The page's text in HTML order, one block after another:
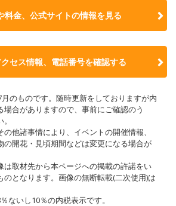
料金、公式サイトの情報を見る
セス情報、電話番号を確認する
のものです。随時更新をしておりますが内
場合がありますので、事前にご確認のう
他諸事情により、イベントの開催情報、
の開花・見頃期間などは変更になる場合が
取材先から本ページへの掲載の許諾をい
のとなります。画像の無断転載(二次使用)は
ないし10％の内税表示です。